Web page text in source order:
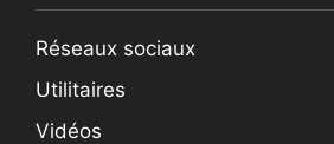
Réseaux sociaux
Utilitaires
Vidéos